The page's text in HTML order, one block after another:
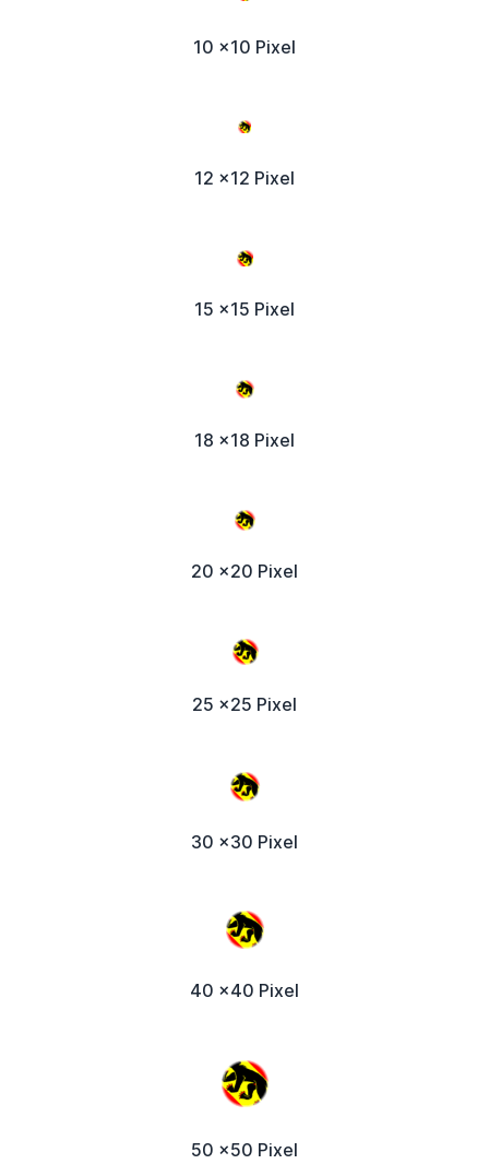
10 x10 Pixel
12 x12 Pixel
15 x15 Pixel
18 x18 Pixel
20 x20 Pixel
25 x25 Pixel
30 x30 Pixel
40 x40 Pixel
50 x50 Pixel